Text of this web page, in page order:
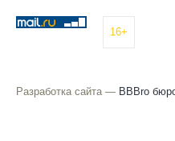
16+
Разработка сайта — BBBro